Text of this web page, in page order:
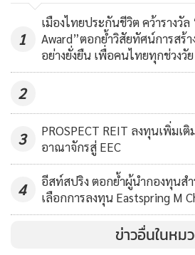
ความกังวลถึงกรณีที่เศรษฐกิจจีนอาจช
ประชุมสภาประชาชนแห่งชาติในช่วง
การณ์ว่ารัฐบาลจีนจะมีการเปิดเผยนโ
ประกอบการของภาคธุรกิจให้ขยายตัว
อาจอาศัยจังหวะที่ตลาดชะลอตัวลงมาเ
เข้าสะสมได้” นายนาวินกล่าว
อย่างไรก็ตาม บลจ.กสิกรไทยมองเห็นโ
ในตลาดหุ้นจีน โดยบริษัทมีกองทุนเปิด
CHINA) ซึ่งเป็นกองทุนที่มีนโยบายกา
1
เมืองไทยประกันชีวิต คว้ารางวั
Award”ตอกย้ำวิสัยทัศน์การสร้
อย่างยั่งยืน เพื่อคนไทยทุกช่วงวัย
2
3
PROSPECT REIT ลงทุนเพิ่มเ
อาณาจักรสู่ EEC
4
อีสท์สปริง ตอกย้ำผู้นำกองทุนสำ
เลือกการลงทุน Eastspring M
ข่าวอื่นในหม